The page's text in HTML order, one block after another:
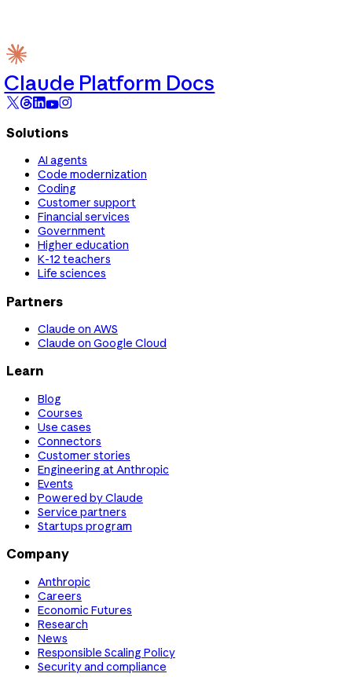
Claude Platform Docs
Solutions
AI agents
Code modernization
Coding
Customer support
Financial services
Government
Higher education
K-12 teachers
Life sciences
Partners
Claude on AWS
Claude on Google Cloud
Learn
Blog
Courses
Use cases
Connectors
Customer stories
Engineering at Anthropic
Events
Powered by Claude
Service partners
Startups program
Company
Anthropic
Careers
Economic Futures
Research
News
Responsible Scaling Policy
Security and compliance